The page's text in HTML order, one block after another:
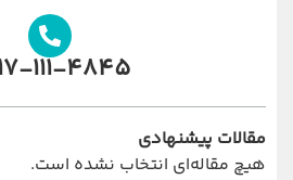
111-4845
مقالات پیشنهادی
هیچ مقاله‌ای انتخاب نشده است.